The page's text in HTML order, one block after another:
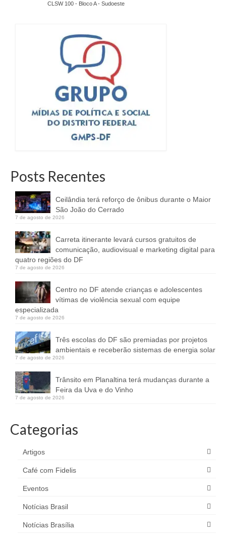
CLSW 100 - Bloco A - Sudoeste
Posts Recentes
Ceilândia terá reforço de ônibus durante o Maior
São João do Cerrado
7 de agosto de 2026
Carreta itinerante levará cursos gratuitos de
comunicação, audiovisual e marketing digital para
quatro regiões do DF
7 de agosto de 2026
Centro no DF atende crianças e adolescentes
vítimas de violência sexual com equipe
especializada
7 de agosto de 2026
Três escolas do DF são premiadas por projetos
ambientais e receberão sistemas de energia solar
7 de agosto de 2026
Trânsito em Planaltina terá mudanças durante a
Feira da Uva e do Vinho
7 de agosto de 2026
Categorias
Artigos
Café com Fidelis
Eventos
Notícias Brasil
Notícias Brasília